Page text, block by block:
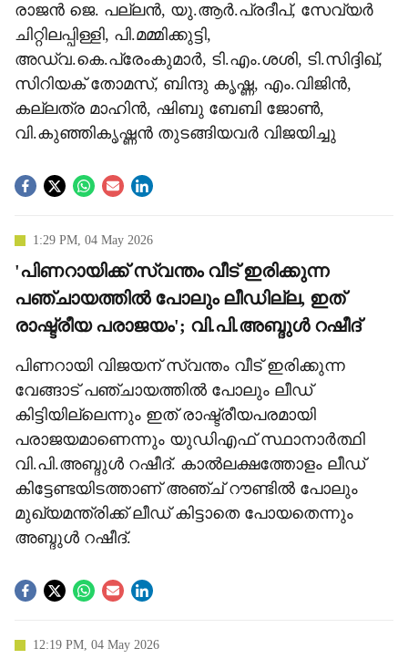
രാജന്‍ ജെ. പല്ലന്‍, യു.ആര്‍.പ്രദീപ്, സേവ്യര്‍
ചിറ്റിലപ്പിള്ളി, പി.മമ്മിക്കുട്ടി,
അഡ്വ.കെ.പ്രേംകുമാര്‍, ടി.എം.ശശി, ടി.സിദ്ദിഖ്,
സിറിയക് തോമസ്, ബിന്ദു കൃഷ്ണ, എം.വിജിന്‍,
കല്ലത്ര മാഹിന്‍, ഷിബു ബേബി ജോണ്‍,
വി.കുഞ്ഞികൃഷ്ണന്‍ തുടങ്ങിയവര്‍ വിജയിച്ചു
1:29 PM, 04 May 2026
'പിണറായിക്ക് സ്വന്തം വീട് ഇരിക്കുന്ന
പഞ്ചായത്തില്‍ പോലും ലീഡില്ല, ഇത്
രാഷ്ട്രീയ പരാജയം'; വി.പി.അബ്ദുള്‍ റഷീദ്
പിണറായി വിജയന് സ്വന്തം വീട് ഇരിക്കുന്ന
വേങ്ങാട് പഞ്ചായത്തില്‍ പോലും ലീഡ്
കിട്ടിയില്ലെന്നും ഇത് രാഷ്ട്രീയപരമായി
പരാജയമാണെന്നും യുഡിഎഫ് സ്ഥാനാര്‍ത്ഥി
വി.പി.അബ്ദുള്‍ റഷീദ്. കാല്‍ലക്ഷത്തോളം ലീഡ്
കിട്ടേണ്ടയിടത്താണ് അഞ്ച് റൗണ്ടില്‍ പോലും
മുഖ്യമന്ത്രിക്ക് ലീഡ് കിട്ടാതെ പോയതെന്നും
അബ്ദുള്‍ റഷീദ്.
12:19 PM, 04 May 2026